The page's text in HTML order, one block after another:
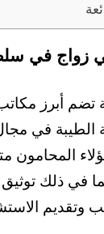
أبرز مكاتب
الطيبة في
في ذلك
وتقديم